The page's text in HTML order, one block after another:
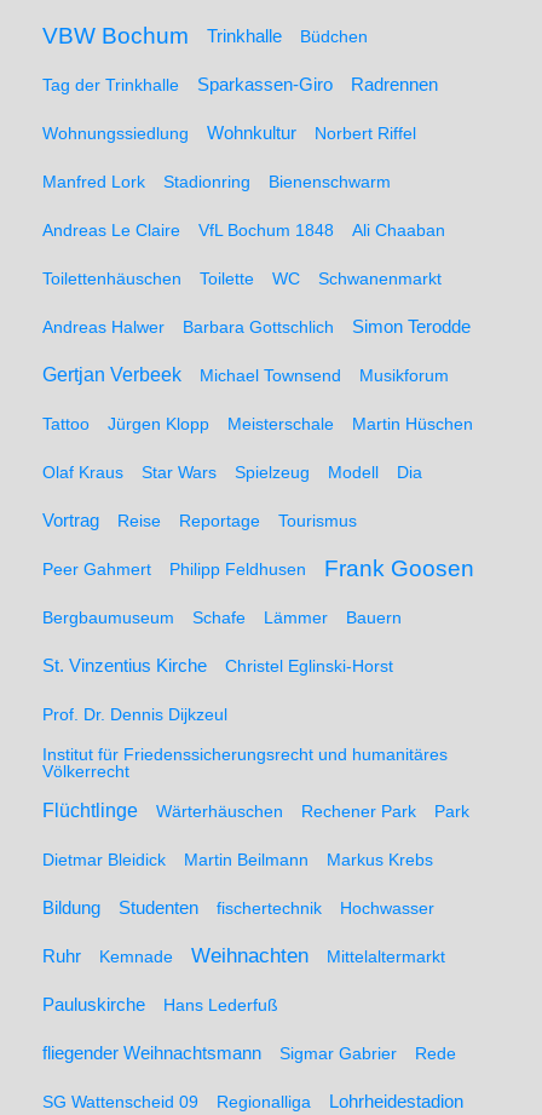
VBW Bochum Trinkhalle Büdchen
Tag der Trinkhalle Sparkassen-Giro Radrennen
Wohnungssiedlung Wohnkultur Norbert Riffel
Manfred Lork Stadionring Bienenschwarm
Andreas Le Claire VfL Bochum 1848 Ali Chaaban
Toilettenhäuschen Toilette WC Schwanenmarkt
Andreas Halwer Barbara Gottschlich Simon Terodde
Gertjan Verbeek Michael Townsend Musikforum
Tattoo Jürgen Klopp Meisterschale Martin Hüschen
Olaf Kraus Star Wars Spielzeug Modell Dia
Vortrag Reise Reportage Tourismus
Peer Gahmert Philipp Feldhusen Frank Goosen
Bergbaumuseum Schafe Lämmer Bauern
St. Vinzentius Kirche Christel Eglinski-Horst
Prof. Dr. Dennis Dijkzeul
Institut für Friedenssicherungsrecht und humanitäres
Völkerrecht
Flüchtlinge Wärterhäuschen Rechener Park Park
Dietmar Bleidick Martin Beilmann Markus Krebs
Bildung Studenten fischertechnik Hochwasser
Ruhr Kemnade Weihnachten Mittelaltermarkt
Pauluskirche Hans Lederfuß
fliegender Weihnachtsmann Sigmar Gabrier Rede
SG Wattenscheid 09 Regionalliga Lohrheidestadion